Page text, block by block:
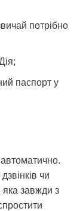
потрібно
паспорт у
чи
яка завжди з